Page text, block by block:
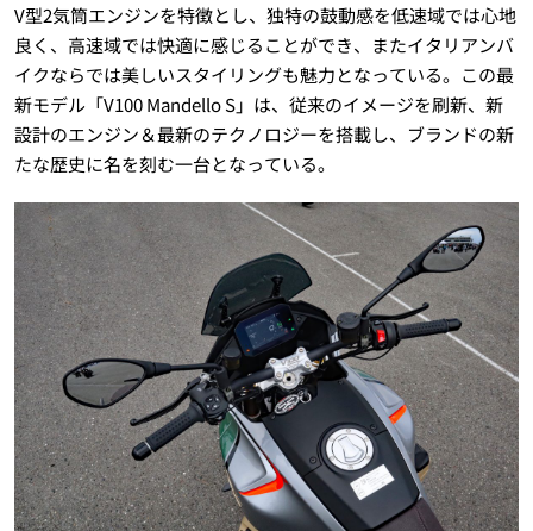
V型2気筒エンジンを特徴とし、独特の鼓動感を低速域では心地
良く、高速域では快適に感じることができ、またイタリアンバ
イクならでは美しいスタイリングも魅力となっている。この最
新モデル「V100 Mandello S」は、従来のイメージを刷新、新
設計のエンジン＆最新のテクノロジーを搭載し、ブランドの新
たな歴史に名を刻む一台となっている。